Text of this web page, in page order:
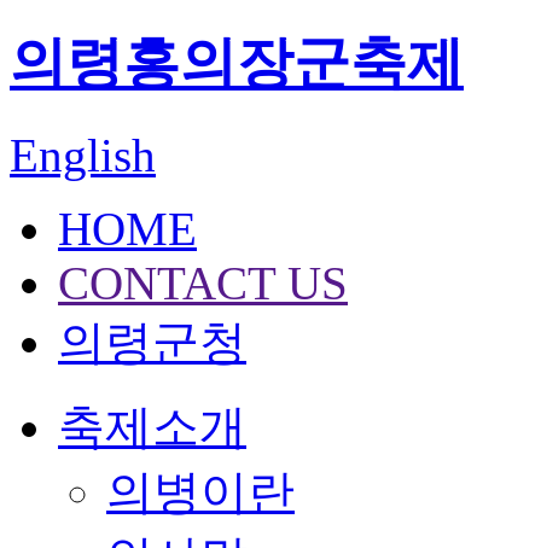
의령홍의장군축제
English
HOME
CONTACT US
의령군청
축제소개
의병이란